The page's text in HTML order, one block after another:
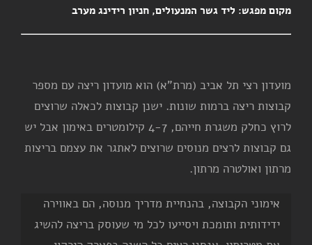
מקום מפגש: ליד גשר המנעולים, חניון רידינג מערב
מועדון רצי תל אביב (מרת"א) הוא מועדון ריצה עם מספר
קבוצות ריצה ברמות שונות. ישנן קבוצות לכאלה שרוצים
לרוץ כחלק משגרת חייהם, 4-7 קילומטרים באימון אבל יש
גם קבוצות לרצים מנוסים שרוצים לאתגר את עצמם בריצות
מרתון ואולטרה מרתון.
אימוני הקבוצה, בהנחיית מדריך מנוסה, הם באווירה
ידידותית ותומכת ויסייעו לכל מי שעוסק בריצה להשיג